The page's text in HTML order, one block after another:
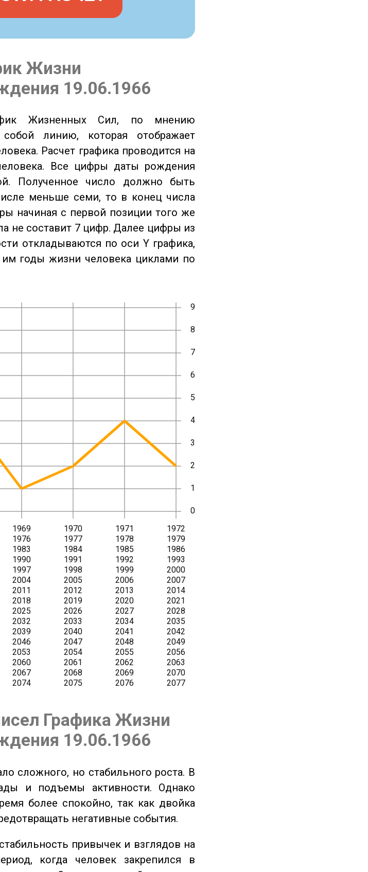
Жизни
19.06.1966
Жизненных Сил, по мнению
собой линию, которая отображает
Расчет графика проводится на
Все цифры даты рождения
Полученное число должно быть
меньше семи, то в конец числа
начиная с первой позиции того же
не составит 7 цифр. Далее цифры из
откладываются по оси Y графика,
годы жизни человека циклами по
Графика Жизни
19.06.1966
сложного, но стабильного роста. В
и подъемы активности. Однако
более спокойно, так как двойка
негативные события.
привычек и взглядов на
когда человек закрепился в